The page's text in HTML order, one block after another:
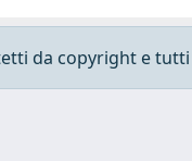
da copyright e